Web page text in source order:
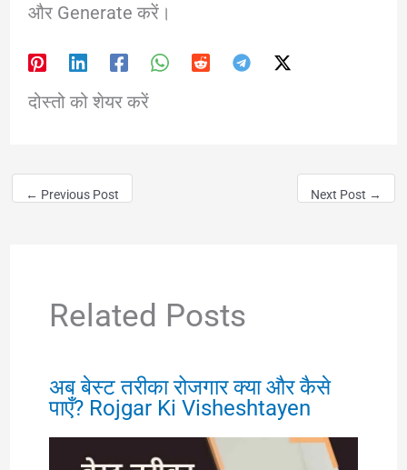
और Generate करें।
दोस्तो को शेयर करें
← Previous Post Next Post →
Related Posts
अब बेस्ट तरीका रोजगार क्या और कैसे
पाएँ? Rojgar Ki Visheshtayen